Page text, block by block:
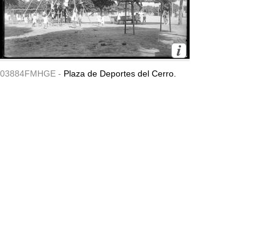
03884FMHGE - Plaza de Deportes del Cerro.